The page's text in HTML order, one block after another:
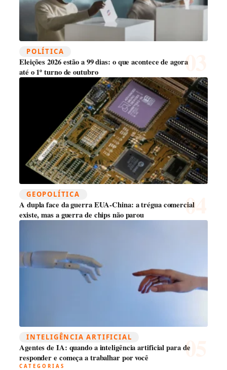
POLÍTICA
Eleições 2026 estão a 99 dias: o que acontece de agora
até o 1º turno de outubro
GEOPOLÍTICA
A dupla face da guerra EUA-China: a trégua comercial
existe, mas a guerra de chips não parou
INTELIGÊNCIA ARTIFICIAL
Agentes de IA: quando a inteligência artificial para de
responder e começa a trabalhar por você
CATEGORIAS